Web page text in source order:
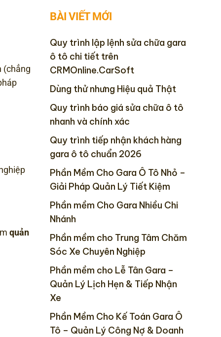
(chẳng
quản
BÀI VIẾT MỚI
Quy trình lập lệnh sửa chữa gara
ô tô chi tiết trên
CRMOnline.CarSoft
Dùng thử nhưng Hiệu quả Thật
Quy trình báo giá sửa chữa ô tô
nhanh và chính xác
Quy trình tiếp nhận khách hàng
gara ô tô chuẩn 2026
Phần Mềm Cho Gara Ô Tô Nhỏ –
Giải Pháp Quản Lý Tiết Kiệm
Phần mềm Cho Gara Nhiều Chi
Nhánh
Phần mềm cho Trung Tâm Chăm
Sóc Xe Chuyên Nghiệp
Phần mềm cho Lễ Tân Gara –
Quản Lý Lịch Hẹn & Tiếp Nhận
Xe
Phần Mềm Cho Kế Toán Gara Ô
Tô – Quản Lý Công Nợ & Doanh